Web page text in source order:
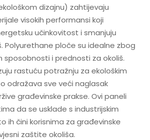
dizajnu) zahtijevaju
visokih performansi koji
učinkovitost i smanjuju
Polyurethane ploče su idealne zbog
sposobnosti i prednosti za okoliš.
rastuću potražnju za ekološkim
odražava sve veći naglasak
građevinske prakse. Ovi paneli
da se usklade s industrijskim
ih čini korisnima za građevinske
zaštite okoliša.